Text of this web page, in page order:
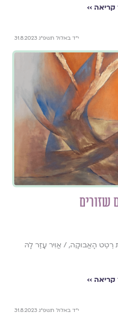
››
י״ד באלול תשפ״ג 31.8.2023
שזורים
הָאֲבוּקָה, / אֲוִיר עָזַר לָהּ
››
י״ד באלול תשפ״ג 31.8.2023